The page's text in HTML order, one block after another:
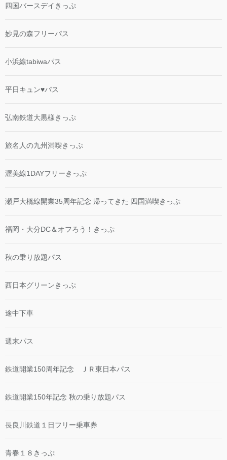
四国バースデイきっぷ
妙見の森フリーパス
小浜線tabiwaパス
平日キュン♥パス
弘南鉄道大黒様きっぷ
旅名人の九州満喫きっぷ
渥美線1DAYフリーきっぷ
瀬戸大橋線開業35周年記念 帰ってきた 四国満喫きっぷ
福岡・大分DC＆オフろう！きっぷ
秋の乗り放題パス
西日本グリーンきっぷ
途中下車
週末パス
鉄道開業150周年記念 ＪＲ東日本パス
鉄道開業150年記念 秋の乗り放題パス
長良川鉄道１日フリー乗車券
青春１８きっぷ